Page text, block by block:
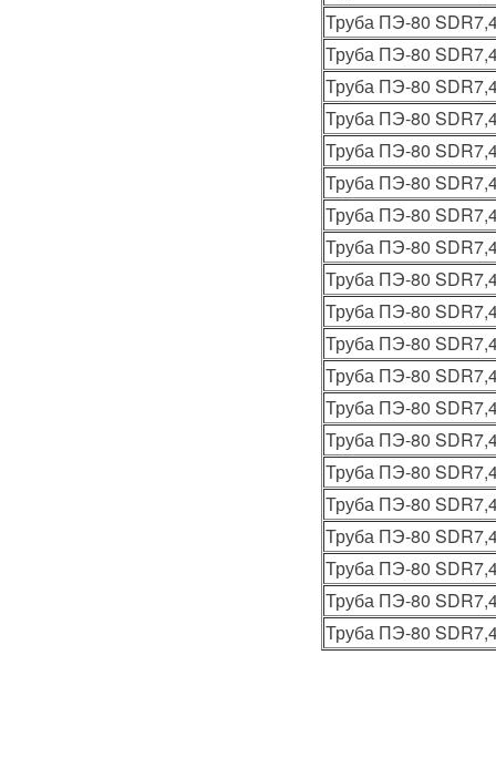
Труба ПЭ-80
Труба ПЭ-80
Труба ПЭ-80
Труба ПЭ-80
Труба ПЭ-80
Труба ПЭ-80
Труба ПЭ-80
Труба ПЭ-80
Труба ПЭ-80
Труба ПЭ-80
Труба ПЭ-80
Труба ПЭ-80
Труба ПЭ-80
Труба ПЭ-80
Труба ПЭ-80
Труба ПЭ-80
Труба ПЭ-80
Труба ПЭ-80
Труба ПЭ-80
Труба ПЭ-80